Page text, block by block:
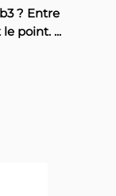
? Entre
le point. ...